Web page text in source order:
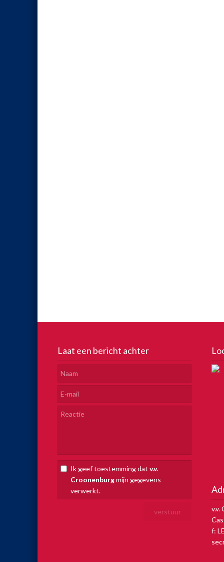
Laat een bericht achter
Ik geef toestemming dat v.v.
Croonenburgmijn gegevens
verwerkt.
v.v.
f: